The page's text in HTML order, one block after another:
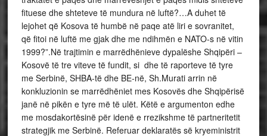
fituese dhe shteteve të mundura në luftë?…A duhet të
lejohet që Kosova të humbë në paqe atë liri e sovranitet,
që fitoi në luftë me gjak dhe me ndihmën e NATO-s në vitin
1999?”.Në trajtimin e marrëdhënieve dypalëshe Shqipëri –
Kosovë të tre viteve të fundit, si dhe të raporteve të tyre
me Serbinë, SHBA-të dhe BE-në, Sh.Murati arrin në
konkluzionin se marrëdhëniet mes Kosovës dhe Shqipërisë
janë në pikën e tyre më të ulët. Këtë e argumenton edhe
me mosdakortësinë për idenë e rrezikshme të partneritetit
strategjik me Serbinë. Referuar deklaratës së kryeministrit